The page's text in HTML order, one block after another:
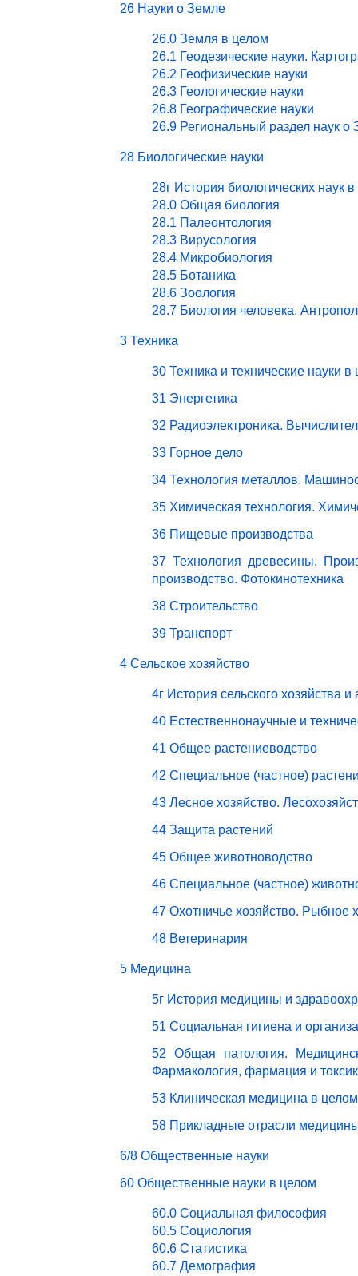
26 Науки о Земле
26.0 Земля в целом
26.1 Геодезические науки.
26.2 Геофизические науки
26.3 Геологические науки
26.8 Географические науки
26.9 Региональный раздел наук о
28 Биологические науки
28г История биологических наук
28.0 Общая биология
28.1 Палеонтология
28.3 Вирусология
28.4 Микробиология
28.5 Ботаника
28.6 Зоология
28.7 Биология человека.
3 Техника
30 Техника и технические науки в
31 Энергетика
32 Радиоэлектроника.
33 Горное дело
34 Технология металлов.
35 Химическая технология.
36 Пищевые производства
37 Технология древесины.
производство. Фотокинотехника
38 Строительство
39 Транспорт
4 Сельское хозяйство
4г История сельского хозяйства
40 Естественнонаучные и
41 Общее растениеводство
42 Специальное (частное)
43 Лесное хозяйство.
44 Защита растений
45 Общее животноводство
46 Специальное (частное)
47 Охотничье хозяйство. Рыбное
48 Ветеринария
5 Медицина
5г История медицины и
51 Социальная гигиена и
52 Общая патология.
Фармакология, фармация и
53 Клиническая медицина в целом
58 Прикладные отрасли
6/8 Общественные науки
60 Общественные науки в целом
60.0 Социальная философия
60.5 Социология
60.6 Статистика
60.7 Демография